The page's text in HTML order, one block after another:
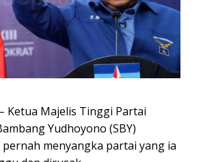
– Ketua Majelis Tinggi Partai
Yudhoyono (SBY)
menyangka partai yang ia